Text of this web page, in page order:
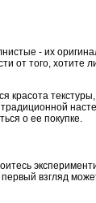
- их
от того, хотите
красота
о ее покупке.
взгляд